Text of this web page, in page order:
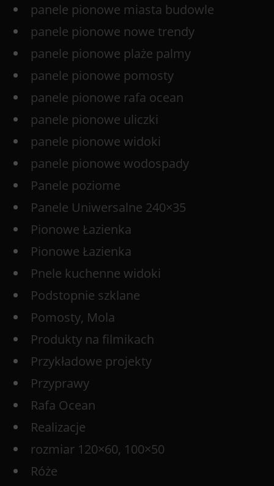
panele pionowe miasta budowle
panele pionowe nowe trendy
panele pionowe plaże palmy
panele pionowe pomosty
panele pionowe rafa ocean
panele pionowe uliczki
panele pionowe widoki
panele pionowe wodospady
Panele poziome
Panele Uniwersalne 240×35
Pionowe Łazienka
Pionowe Łazienka
Pnele kuchenne widoki
Podstopnie szklane
Pomosty, Mola
Produkty na filmikach
Przykładowe projekty
Przyprawy
Rafa Ocean
Realizacje
rozmiar 120×60, 100×50
Róże